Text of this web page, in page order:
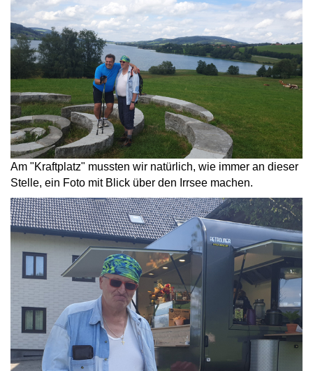
Am "Kraftplatz" mussten wir natürlich, wie immer an dieser
Stelle, ein Foto mit Blick über den Irrsee machen.